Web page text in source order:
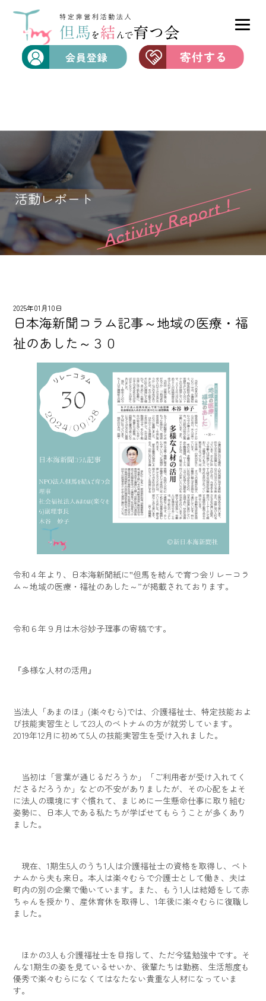
活動レポート
2025年01月10日
日本海新聞コラム記事～地域の医療・福
祉のあした～３０
令和４年より、日本海新聞紙に‟但馬を結んで育つ会リレーコラ
ム～地域の医療・福祉のあした～”が掲載されております。
令和６年９月は木谷妙子理事の寄稿です。
『多様な人材の活用』
当法人「あまのほ」(楽々むら)では、介護福祉士、特定技能およ
び技能実習生として23人のベトナムの方が就労しています。
2019年12月に初めて5人の技能実習生を受け入れました。
当初は「言葉が通じるだろうか」「ご利用者が受け入れてく
ださるだろうか」などの不安がありましたが、その心配をよそ
に法人の環境にすぐ慣れて、まじめに一生懸命仕事に取り組む
姿勢に、日本人である私たちが学ばせてもらうことが多くあり
ました。
現在、1期生5人のうち1人は介護福祉士の資格を取得し、ベト
ナムから夫も来日。本人は楽々むらで介護士として働き、夫は
町内の別の企業で働いています。また、もう1人は結婚をして赤
ちゃんを授かり、産休育休を取得し、1年後に楽々むらに復職し
ました。
ほかの3人も介護福祉士を目指して、ただ今猛勉強中です。そ
んな1期生の姿を見ているせいか、後輩たちは勤務、生活態度も
優秀で楽々むらになくてはなたない貴重な人材になっていま
す。